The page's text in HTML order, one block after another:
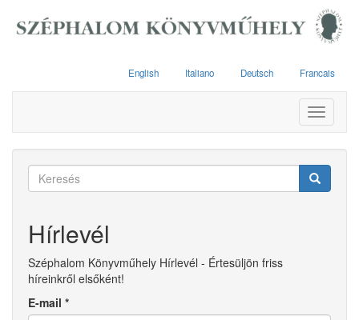
English Italiano Deutsch Francais
Toggle
Keresés
Hírlevél
Széphalom Könyvműhely Hírlevél - Értesüljön friss
híreinkről elsőként!
E-mail *